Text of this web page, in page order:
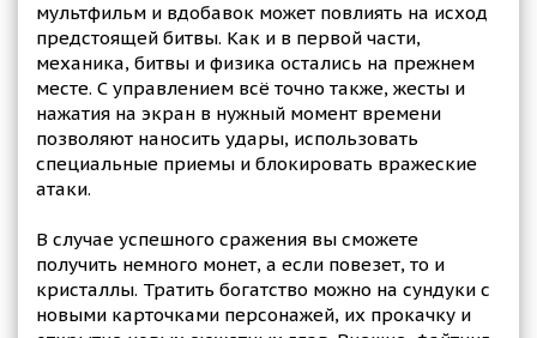
мультфильм и вдобавок может повлиять на исход
предстоящей битвы. Как и в первой части,
механика, битвы и физика остались на прежнем
месте. С управлением всё точно также, жесты и
нажатия на экран в нужный момент времени
позволяют наносить удары, использовать
специальные приемы и блокировать вражеские
атаки.
В случае успешного сражения вы сможете
получить немного монет, а если повезет, то и
кристаллы. Тратить богатство можно на сундуки с
новыми карточками персонажей, их прокачку и